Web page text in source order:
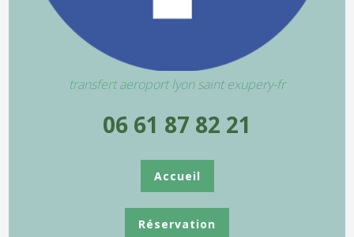
transfert aeroport lyon saint exupery-fr
06 61 87 82 21
Accueil
Réservation